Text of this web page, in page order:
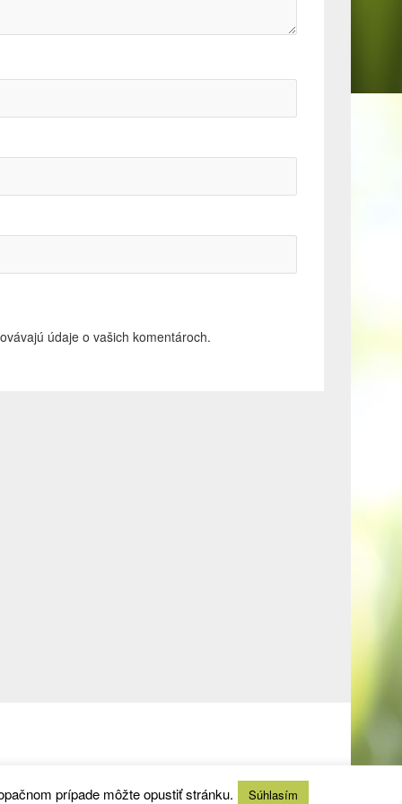
údaje o vašich komentároch.
prípade môžte opustiť stránku. Súhlasím